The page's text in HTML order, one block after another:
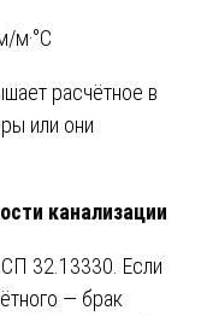
м·°C
расчётное в
или они
канализации
32.13330. Если
— брак